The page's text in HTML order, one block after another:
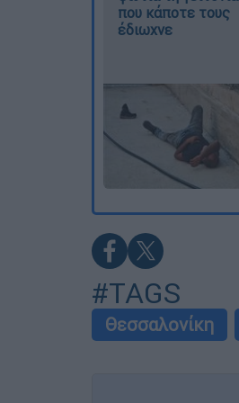
που κάποτε τους
έδιωχνε
#TAGS
Θεσσαλονίκη